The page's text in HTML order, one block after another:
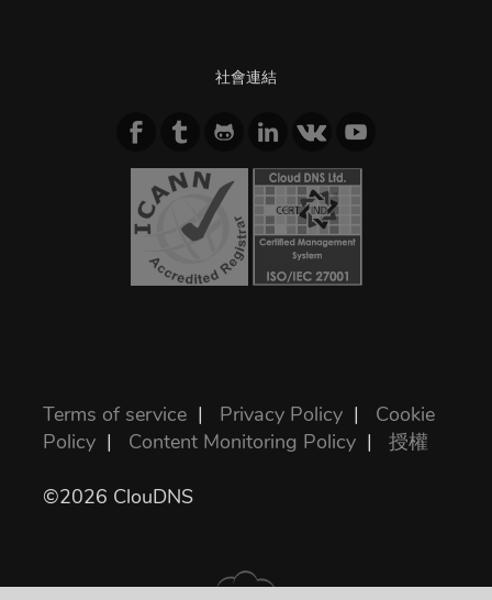
社會連結
Terms of service | Privacy Policy | Cookie
Policy | Content Monitoring Policy | 授權
©2026 ClouDNS